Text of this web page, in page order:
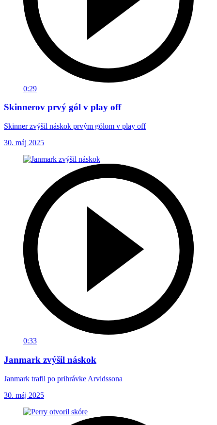
0:29
Skinnerov prvý gól v play off
Skinner zvýšil náskok prvým gólom v play off
30. máj 2025
0:33
Janmark zvýšil náskok
Janmark trafil po prihrávke Arvidssona
30. máj 2025